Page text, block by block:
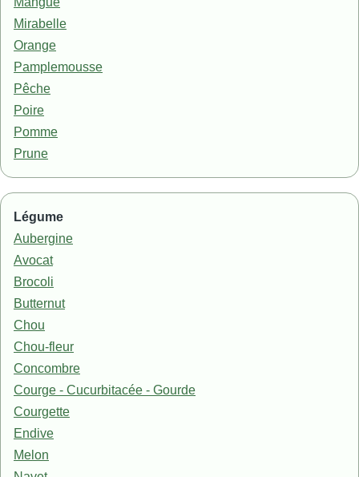
Mirabelle
Orange
Pamplemousse
Pêche
Poire
Pomme
Prune
Légume
Aubergine
Avocat
Brocoli
Butternut
Chou
Chou-fleur
Concombre
Courge - Cucurbitacée - Gourde
Courgette
Endive
Melon